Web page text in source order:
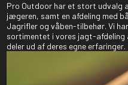
Pro Outdoor har et stort udvalg
jægeren, samt en afdeling med
Jagrifler og våben-tilbehør. Vi
sortimentet i vores jagt-afdeling
deler ud af deres egne erfaringer.